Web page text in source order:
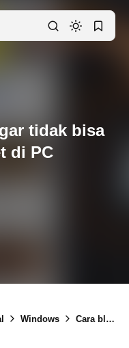
tidak bisa
di PC
Windows Cara block aplikasi agar tidak bisa terhubung ke internet di PC Windows